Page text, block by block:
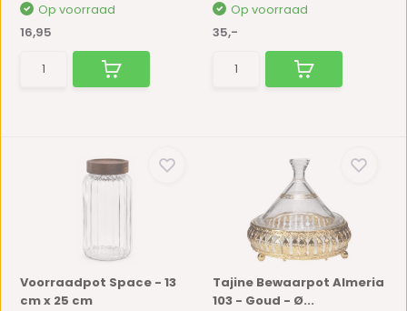
Op voorraad
16,95
Op voorraad
35,-
Voorraadpot Space - 13
cm x 25 cm
Tajine Bewaarpot Almeria
103 - Goud - Ø...